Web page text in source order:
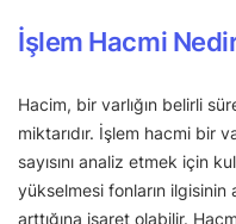
İşlem Hacmi
Hacim, bir varlığın belirli
miktarıdır. İşlem hacmi bir
sayısını analiz etmek için
yükselmesi fonların ilgisinin
arttığına işaret olabilir.